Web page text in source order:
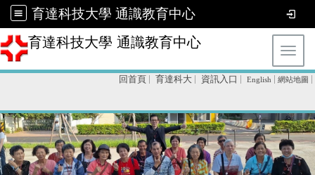
育達科技大學 通識教育中心
育達科技大學 通識教育中心
回首頁 育達科大 資訊入口 English 網站地圖